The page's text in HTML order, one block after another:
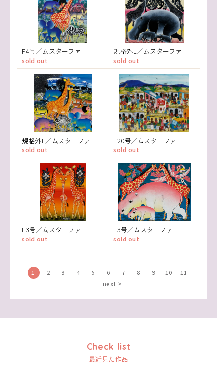
F4号／ムスターファ
sold out
規格外L／ムスターファ
sold out
規格外L／ムスターファ
sold out
F20号／ムスターファ
sold out
F3号／ムスターファ
sold out
F3号／ムスターファ
sold out
1 2 3 4 5 6 7 8 9 10
11
next >
Check list
最近見た作品